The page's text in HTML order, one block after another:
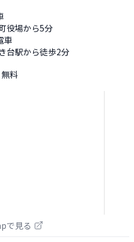
役場から5分
車
台駅から徒歩2分
料
で見る